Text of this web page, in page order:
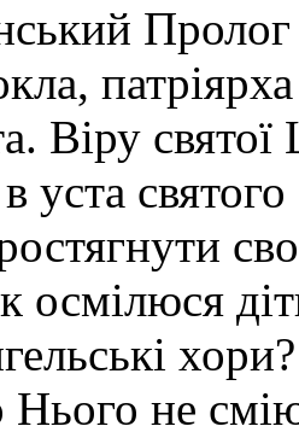
Пролог
Віру
в уста
осмілюся
не